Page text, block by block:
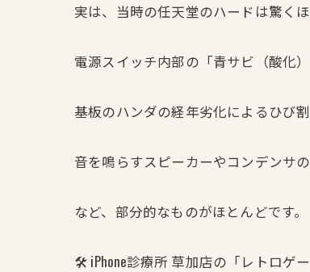
実は、当時の任天堂のハードは驚く
電源スイッチ内部の「青サビ（酸化
基板のハンダの経年劣化によるひび
音を鳴らすスピーカーやコンデンサ
など、部分的なものがほとんどです。
🛠️ iPhone診療所 草加店の「レトロゲー